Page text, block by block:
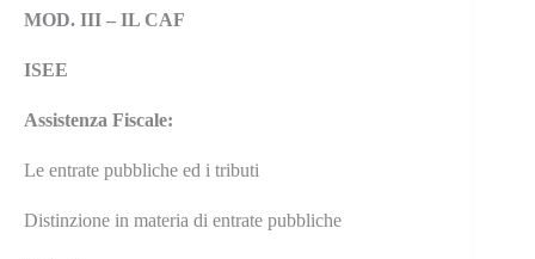
MOD. III – IL CAF
ISEE
Assistenza Fiscale:
Le entrate pubbliche ed i tributi
Distinzione in materia di entrate pubbliche